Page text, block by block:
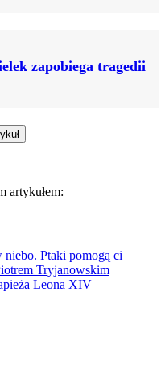
zapobiega tragedii
artykułem:
niebo. Ptaki pomogą ci
Tryjanowskim
Leona XIV